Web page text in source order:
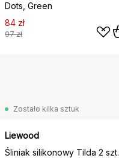
Dots, Green
84 zł
97 zł
Zostało kilka sztuk
Liewood
Śliniak silikonowy Tilda 2 szt.,